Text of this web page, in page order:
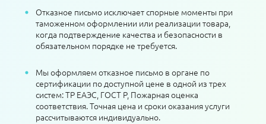
Отказное письмо исключает спорные моменты при
таможенном оформлении или реализации товара,
когда подтверждение качества и безопасности в
обязательном порядке не требуется.
Мы оформляем отказное письмо в органе по
сертификации по доступной цене в одной из трех
систем: ТР ЕАЭС, ГОСТ Р, Пожарная оценка
соответствия. Точная цена и сроки оказания услуги
рассчитываются индивидуально.